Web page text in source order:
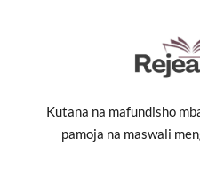
Kutana na mafundisho
pamoja na maswali